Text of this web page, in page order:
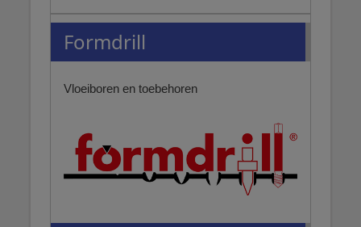
Formdrill
Vloeiboren en toebehoren